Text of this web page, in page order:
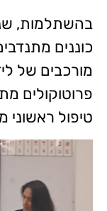
כוננים
מורכבים של
פרוטוקולים
טיפול ראשוני